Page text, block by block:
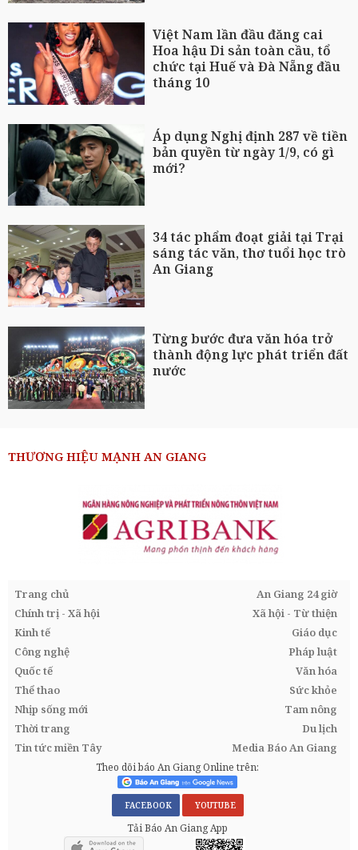
Việt Nam lần đầu đăng cai
Hoa hậu Di sản toàn cầu, tổ
chức tại Huế và Đà Nẵng đầu
tháng 10
Áp dụng Nghị định 287 về tiền
bản quyền từ ngày 1/9, có gì
mới?
34 tác phẩm đoạt giải tại Trại
sáng tác văn, thơ tuổi học trò
An Giang
Từng bước đưa văn hóa trở
thành động lực phát triển đất
nước
THƯƠNG HIỆU MẠNH AN GIANG
Trang chủ
An Giang 24 giờ
Chính trị - Xã hội
Xã hội - Từ thiện
Kinh tế
Giáo dục
Công nghệ
Pháp luật
Quốc tế
Văn hóa
Thể thao
Sức khỏe
Nhịp sống mới
Tam nông
Thời trang
Du lịch
Tin tức miền Tây
Media Báo An Giang
Theo dõi báo An Giang Online trên:
FACEBOOK YOUTUBE
Tải Báo An Giang App